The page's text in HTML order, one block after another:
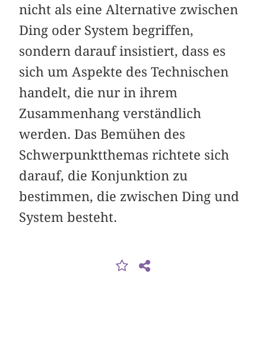
nicht als eine Alternative zwischen
Ding oder System begriffen,
sondern darauf insistiert, dass es
sich um Aspekte des Technischen
handelt, die nur in ihrem
Zusammenhang verständlich
werden. Das Bemühen des
Schwerpunktthemas richtete sich
darauf, die Konjunktion zu
bestimmen, die zwischen Ding und
System besteht.